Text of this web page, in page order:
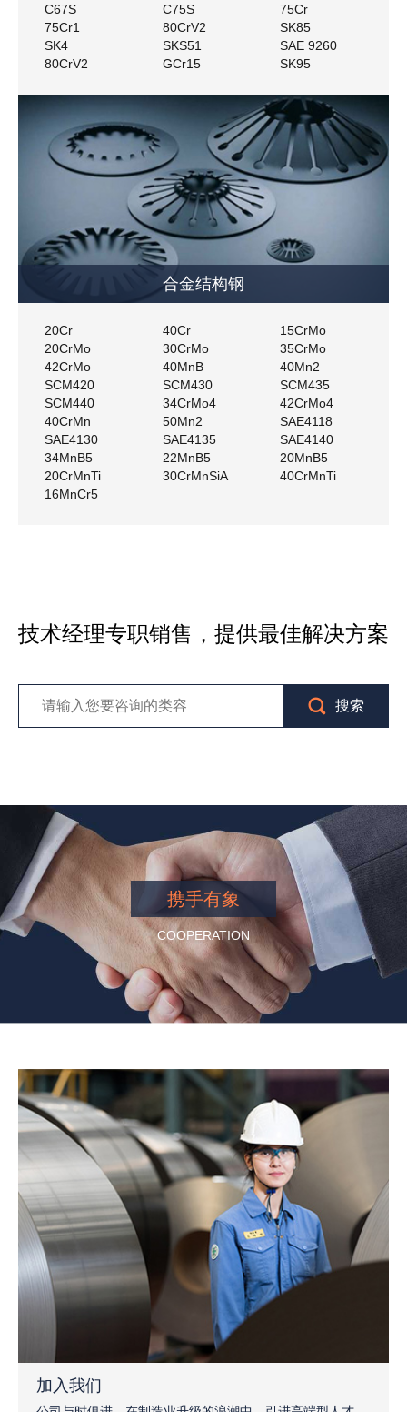
C67S
C75S
75Cr
75Cr1
80CrV2
SK85
SK4
SKS51
SAE 9260
80CrV2
GCr15 SK95
合金结构钢
20Cr 40Cr
15CrMo
20CrMo
30CrMo
35CrMo
42CrMo
40MnB
40Mn2
SCM420
SCM430
SCM435
SCM440
34CrMo4
42CrMo4
40CrMn
50Mn2
SAE4118
SAE4130
SAE4135
SAE4140
34MnB5
22MnB5
20MnB5
20CrMnTi
30CrMnSiA
40CrMnTi
16MnCr5
技术经理专职销售，提供最佳解决方案
搜索
携手有象
COOPERATION
加入我们